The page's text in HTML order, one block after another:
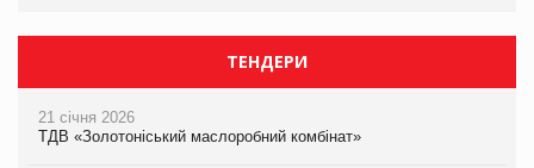
ТЕНДЕРИ
21 січня 2026
ТДВ «Золотоніський маслоробний комбінат»